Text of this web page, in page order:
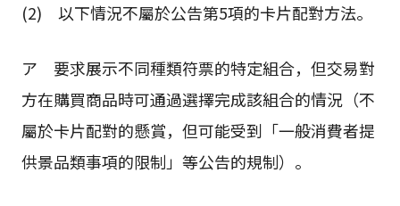
(2) 以下情況不屬於公告第5項的卡片配對方法。
ア 要求展示不同種類符票的特定組合，但交易對
方在購買商品時可通過選擇完成該組合的情況（不
屬於卡片配對的懸賞，但可能受到「一般消費者提
供景品類事項的限制」等公告的規制）。